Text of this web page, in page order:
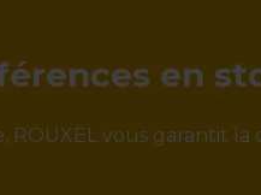
en
ROUXEL vous garantit